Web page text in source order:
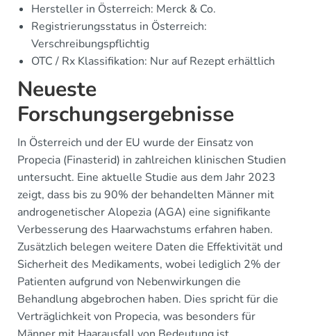
Hersteller in Österreich: Merck & Co.
Registrierungsstatus in Österreich:
Verschreibungspflichtig
OTC / Rx Klassifikation: Nur auf Rezept erhältlich
Neueste
Forschungsergebnisse
In Österreich und der EU wurde der Einsatz von
Propecia (Finasterid) in zahlreichen klinischen Studien
untersucht. Eine aktuelle Studie aus dem Jahr 2023
zeigt, dass bis zu 90% der behandelten Männer mit
androgenetischer Alopezia (AGA) eine signifikante
Verbesserung des Haarwachstums erfahren haben.
Zusätzlich belegen weitere Daten die Effektivität und
Sicherheit des Medikaments, wobei lediglich 2% der
Patienten aufgrund von Nebenwirkungen die
Behandlung abgebrochen haben. Dies spricht für die
Verträglichkeit von Propecia, was besonders für